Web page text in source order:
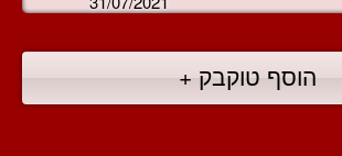
הוסף טוקבק +